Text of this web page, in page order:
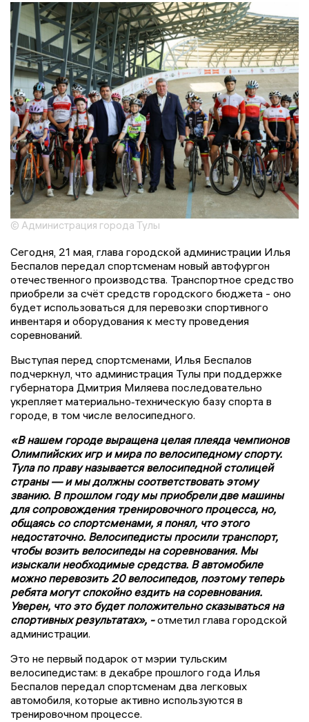
© Администрация города Тулы
Сегодня, 21 мая, глава городской администрации Илья
Беспалов передал спортсменам новый автофургон
отечественного производства. Транспортное средство
приобрели за счёт средств городского бюджета - оно
будет использоваться для перевозки спортивного
инвентаря и оборудования к месту проведения
соревнований.
Выступая перед спортсменами, Илья Беспалов
подчеркнул, что администрация Тулы при поддержке
губернатора Дмитрия Миляева последовательно
укрепляет материально‑техническую базу спорта в
городе, в том числе велосипедного.
«В нашем городе выращена целая плеяда чемпионов
Олимпийских игр и мира по велосипедному спорту.
Тула по праву называется велосипедной столицей
страны — и мы должны соответствовать этому
званию. В прошлом году мы приобрели две машины
для сопровождения тренировочного процесса, но,
общаясь со спортсменами, я понял, что этого
недостаточно. Велосипедисты просили транспорт,
чтобы возить велосипеды на соревнования. Мы
изыскали необходимые средства. В автомобиле
можно перевозить 20 велосипедов, поэтому теперь
ребята могут спокойно ездить на соревнования.
Уверен, что это будет положительно сказываться на
спортивных результатах», -отметил глава городской
администрации.
Это не первый подарок от мэрии тульским
велосипедистам: в декабре прошлого года Илья
Беспалов передал спортсменам два легковых
автомобиля, которые активно используются в
тренировочном процессе.